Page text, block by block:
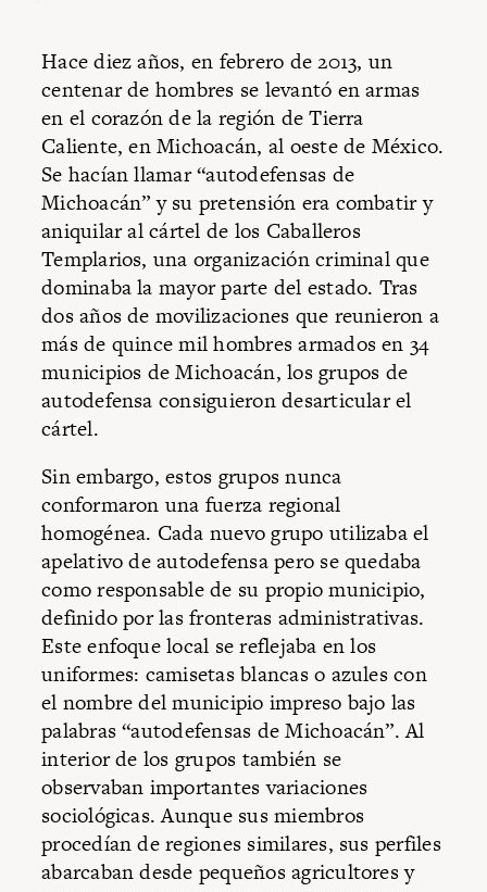
Hace diez años, en febrero de 2013, un
centenar de hombres se levantó en armas
en el corazón de la región de Tierra
Caliente, en Michoacán, al oeste de México.
Se hacían llamar “autodefensas de
Michoacán” y su pretensión era combatir y
aniquilar al cártel de los Caballeros
Templarios, una organización criminal que
dominaba la mayor parte del estado. Tras
dos años de movilizaciones que reunieron a
más de quince mil hombres armados en 34
municipios de Michoacán, los grupos de
autodefensa consiguieron desarticular el
cártel.
Sin embargo, estos grupos nunca
conformaron una fuerza regional
homogénea. Cada nuevo grupo utilizaba el
apelativo de autodefensa pero se quedaba
como responsable de su propio municipio,
definido por las fronteras administrativas.
Este enfoque local se reflejaba en los
uniformes: camisetas blancas o azules con
el nombre del municipio impreso bajo las
palabras “autodefensas de Michoacán”. Al
interior de los grupos también se
observaban importantes variaciones
sociológicas. Aunque sus miembros
procedían de regiones similares, sus perfiles
abarcaban desde pequeños agricultores y